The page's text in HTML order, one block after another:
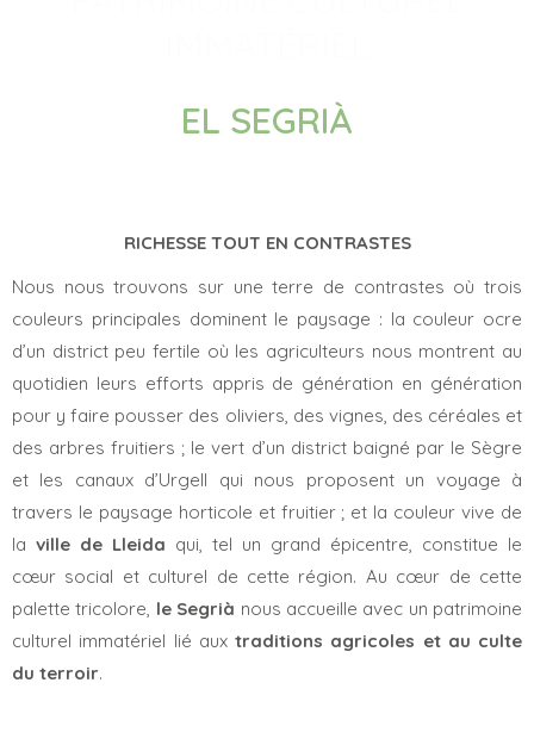
EL SEGRIÀ
RICHESSE TOUT EN CONTRASTES
Nous nous trouvons sur une terre de contrastes où trois
couleurs principales dominent le paysage : la couleur ocre
d’un district peu fertile où les agriculteurs nous montrent au
quotidien leurs efforts appris de génération en génération
pour y faire pousser des oliviers, des vignes, des céréales et
des arbres fruitiers ; le vert d’un district baigné par le Sègre
et les canaux d’Urgell qui nous proposent un voyage à
travers le paysage horticole et fruitier ; et la couleur vive de
la ville de Lleida qui, tel un grand épicentre, constitue le
cœur social et culturel de cette région. Au cœur de cette
palette tricolore, le Segrià nous accueille avec un patrimoine
culturel immatériel lié auxtraditions agricoles et au culte
du terroir.